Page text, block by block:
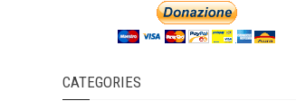
CATEGORIES